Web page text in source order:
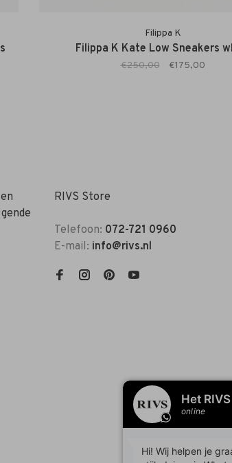
Filippa K
Filippa K Kate Low Sneakers
€250,00 €175,00
RIVS Store
Telefoon: 072-721 0960
E-mail: info@rivs.nl